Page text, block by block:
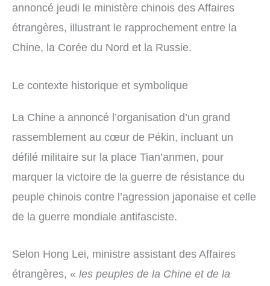
annoncé jeudi le ministère chinois des Affaires
étrangères, illustrant le rapprochement entre la
Chine, la Corée du Nord et la Russie.
Le contexte historique et symbolique
La Chine a annoncé l’organisation d’un grand
rassemblement au cœur de Pékin, incluant un
défilé militaire sur la place Tian’anmen, pour
marquer la victoire de la guerre de résistance du
peuple chinois contre l’agression japonaise et celle
de la guerre mondiale antifasciste.
Selon Hong Lei, ministre assistant des Affaires
étrangères, « les peuples de la Chine et de la